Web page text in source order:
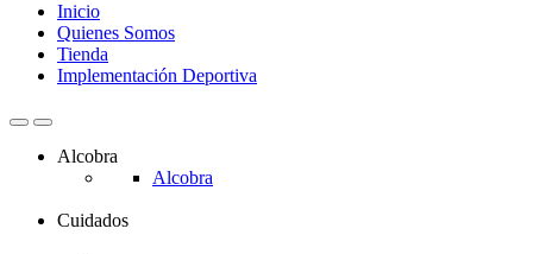
Inicio
Quienes Somos
Tienda
Implementación Deportiva
Alcobra
Alcobra
Cuidados